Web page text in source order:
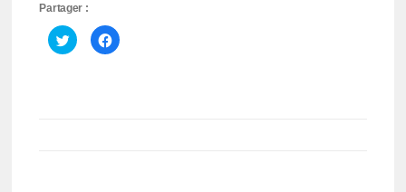
Partager :
Cliquez
pour
partager
Cliquez
pour